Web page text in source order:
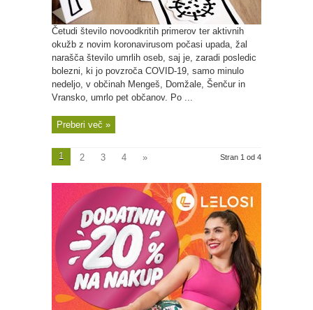
Četudi število novoodkritih primerov ter aktivnih
okužb z novim koronavirusom počasi upada, žal
narašča število umrlih oseb, saj je, zaradi posledic
bolezni, ki jo povzroča COVID-19, samo minulo
nedeljo, v občinah Mengeš, Domžale, Šenčur in
Vransko, umrlo pet občanov. Po ...
Preberi več »
Stran 1 od 4
1 2 3 4 »